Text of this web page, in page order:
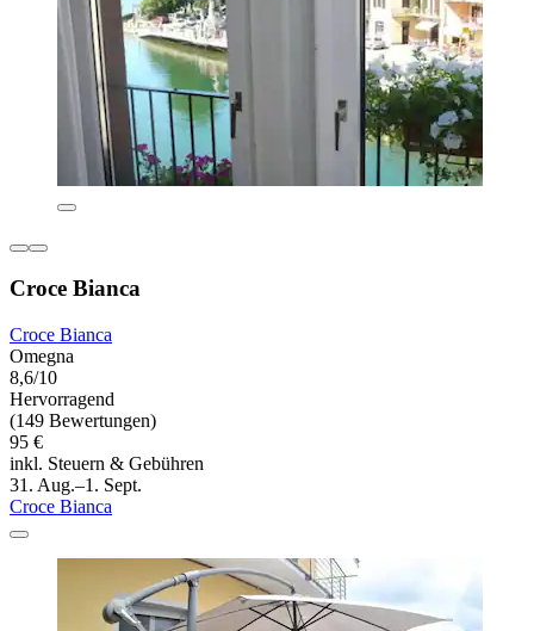
Croce Bianca
Croce Bianca
Omegna
8,6/10
Hervorragend
(149 Bewertungen)
95 €
inkl. Steuern & Gebühren
31. Aug.–1. Sept.
Croce Bianca